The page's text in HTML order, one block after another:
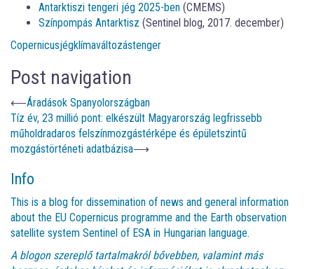
Antarktiszi tengeri jég 2025-ben (CMEMS)
Színpompás Antarktisz (Sentinel blog, 2017. december)
Copernicusjégklímaváltozástenger
Post navigation
⟵Áradások Spanyolországban
Tíz év, 23 millió pont: elkészült Magyarország legfrissebb
műholdradaros felszínmozgástérképe és épületszintű
mozgástörténeti adatbázisa⟶
Info
This is a blog for dissemination of news and general information
about the EU Copernicus programme and the Earth observation
satellite system Sentinel of ESA in Hungarian language.
A blogon szereplő tartalmakról bővebben, valamint más